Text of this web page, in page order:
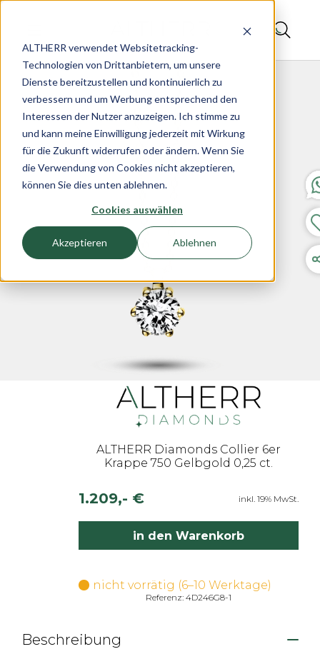
ALTHERR verwendet Websitetracking-
Technologien von Drittanbietern, um unsere
Dienste bereitzustellen und kontinuierlich zu
verbessern und um Werbung entsprechend den
Interessen der Nutzer anzuzeigen. Ich stimme zu
und kann meine Einwilligung jederzeit mit Wirkung
für die Zukunft widerrufen oder ändern. Wenn Sie
die Verwendung von Cookies nicht akzeptieren,
können Sie dies unten ablehnen.
Cookies auswählen
Akzeptieren Ablehnen
ALTHERR Diamonds Collier 6er
Krappe 750 Gelbgold 0,25 ct.
1.209,- € inkl. 19% MwSt.
in den Warenkorb
nicht vorrätig (6–10 Werktage)
Referenz: 4D246G8-1
Beschreibung